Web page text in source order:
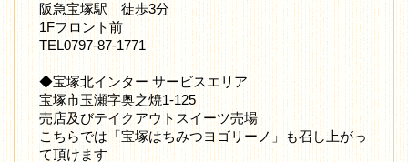
阪急宝塚駅 徒歩3分
1Fフロント前
TEL0797-87-1771
◆宝塚北インター サービスエリア
宝塚市玉瀬字奥之焼1-125
売店及びテイクアウトスイーツ売場
こちらでは「宝塚はちみつヨゴリーノ」も召し上がっ
て頂けます